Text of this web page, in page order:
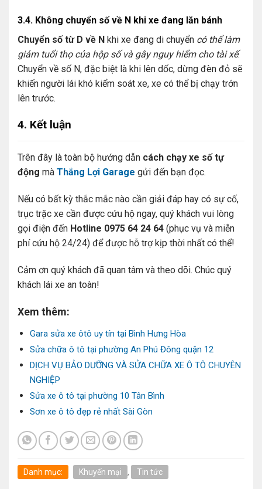
3.4. Không chuyển số về N khi xe đang lăn bánh
Chuyển số từ D về N khi xe đang di chuyển có thể làm
giảm tuổi thọ của hộp số và gây nguy hiểm cho tài xế.
Chuyển về số N, đặc biệt là khi lên dốc, dừng đèn đỏ sẽ
khiến người lái khó kiểm soát xe, xe có thể bị chạy trớn
lên trước.
4. Kết luận
Trên đây là toàn bộ hướng dẫn cách chạy xe số tự
động mà Thắng Lợi Garage gửi đến bạn đọc.
Nếu có bất kỳ thắc mắc nào cần giải đáp hay có sự cố,
trục trặc xe cần được cứu hộ ngay, quý khách vui lòng
gọi điện đến Hotline 0975 64 24 64 (phục vụ và miễn
phí cứu hộ 24/24) để được hỗ trợ kịp thời nhất có thể!
Cảm ơn quý khách đã quan tâm và theo dõi. Chúc quý
khách lái xe an toàn!
Xem thêm:
Gara sửa xe ôtô uy tín tại Bình Hưng Hòa
Sửa chữa ô tô tại phường An Phú Đông quận 12
DỊCH VỤ BẢO DƯỠNG VÀ SỬA CHỮA XE Ô TÔ CHUYÊN
NGHIỆP
Sửa xe ô tô tại phường 10 Tân Bình
Sơn xe ô tô đẹp rẻ nhất Sài Gòn
Danh mục: Khuyến mại , Tin tức